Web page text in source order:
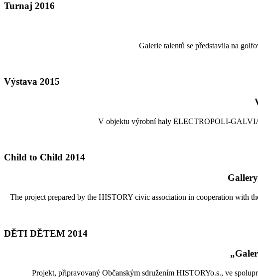
Turnaj 2016
Galerie talentů se představila na
Výstava 2015
V objektu výrobní haly ELECTROPOLI-GALVIA,
Child to Child 2014
The project prepared by the HISTORY civic association in cooperation with
DĚTI DĚTEM 2014
Projekt, připravovaný Občanským sdružením HISTORYo.s., ve